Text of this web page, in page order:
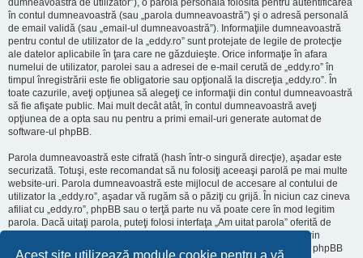
Acest site utilizează module cookie pentru a vă
dumneavoastră de utilizator”), o parolă personală folosită pentru autentificarea
în contul dumneavoastră (sau „parola dumneavoastră”) şi o adresă personală
de email validă (sau „email-ul dumneavoastră”). Informaţiile dumneavoastră
pentru contul de utilizator de la „eddy.ro” sunt protejate de legile de protecţie
ale datelor aplicabile în ţara care ne găzduieşte. Orice informaţie în afara
numelui de utilizator, parolei sau a adresei de e-mail cerută de „eddy.ro” în
timpul înregistrării este fie obligatorie sau opţională la discreţia „eddy.ro”. În
toate cazurile, aveţi opţiunea să alegeţi ce informaţii din contul dumneavoastră
să fie afişate public. Mai mult decât atât, în contul dumneavoastră aveţi
opţiunea de a opta sau nu pentru a primi email-uri generate automat de
software-ul phpBB.
Parola dumneavoastră este cifrată (hash într-o singură direcţie), aşadar este
securizată. Totuşi, este recomandat să nu folosiţi aceeaşi parolă pe mai multe
website-uri. Parola dumneavoastră este mijlocul de accesare al contului de
utilizator la „eddy.ro”, aşadar vă rugăm să o păziţi cu grijă. În niciun caz cineva
afiliat cu „eddy.ro”, phpBB sau o terţă parte nu vă poate cere în mod legitim
parola. Dacă uitaţi parola, puteţi folosi interfaţa „Am uitat parola” oferită de
software-ul phpBB. Această procedură vă va genera o nouă parolă prin
transmiterea numelui de utilizator şi a adresei email, apoi software-ul phpBB